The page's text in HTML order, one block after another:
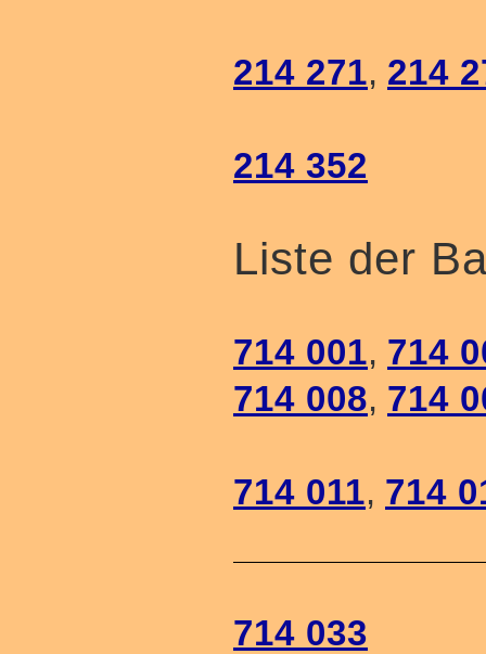
214 271, 214
214 352
Liste der
714 001, 714
714 008, 714
714 011, 714
714 033